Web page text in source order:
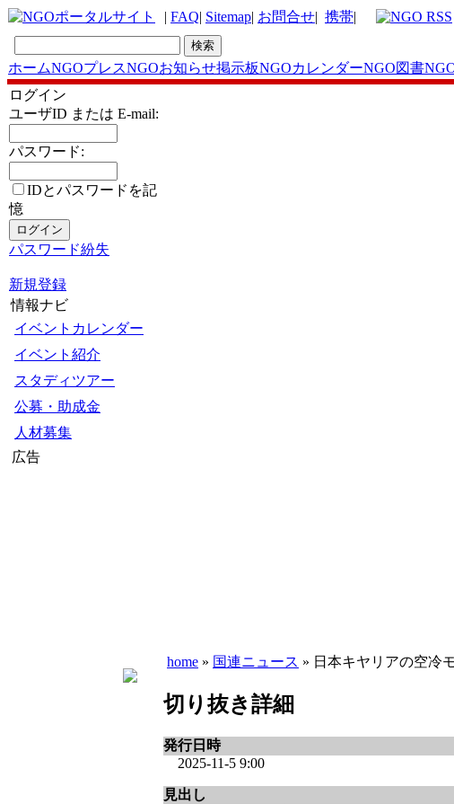
| FAQ| Sitemap| お問合せ| 携帯|
ホームNGOプレスNGOお知らせ掲示板NGOカレンダーNGO図書
ログイン
ユーザID または E-mail:
パスワード:
IDとパスワードを記
憶
パスワード紛失
新規登録
情報ナビ
イベントカレンダー
イベント紹介
スタディツアー
公募・助成金
人材募集
広告
home » 国連ニュース » 日本キヤリアの空冷
切り抜き詳細
発行日時
2025-11-5 9:00
見出し